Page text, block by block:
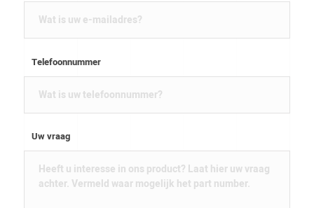
Telefoonnummer
Uw vraag